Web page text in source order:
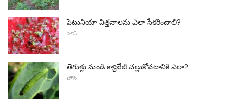
పెటునియా విత్తనాలను ఎలా సేకరించాలి?
హౌస్
తెగుళ్లు నుండి క్యాబేజీ చల్లుకోవటానికి ఎలా?
హౌస్